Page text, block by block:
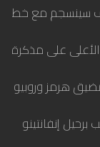
سينسجم مع خط
على مذكرة
هرمز وروبيو
إنفانتينو